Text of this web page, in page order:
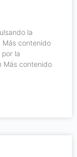
la
contenido
la
Más contenido